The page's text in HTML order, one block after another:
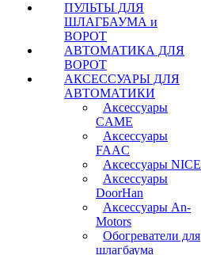
ПУЛЬТЫ ДЛЯ
ШЛАГБАУМА и
ВОРОТ
АВТОМАТИКА ДЛЯ
ВОРОТ
АКСЕССУАРЫ ДЛЯ
АВТОМАТИКИ
Аксессуары
CAME
Аксессуары
FAAC
Аксессуары NICE
Аксессуары
DoorHan
Аксессуары An-
Motors
Обогреватели для
шлагбаума